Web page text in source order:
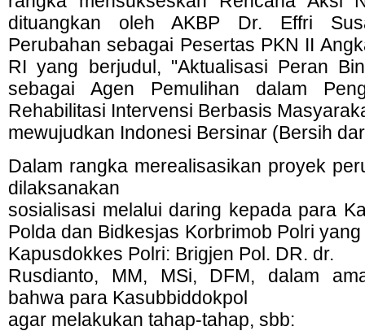
dituangkan oleh AKBP Dr. Effri
Perubahan sebagai Pesertas PKN II
RI yang berjudul, "Aktualisasi Peran
sebagai Agen Pemulihan dalam
Rehabilitasi Intervensi Berbasis
mewujudkan Indonesi Bersinar (Bersih
Dalam rangka merealisasikan proyek
dilaksanakan
sosialisasi melalui daring kepada para
Polda dan Bidkesjas Korbrimob Polri
Kapusdokkes Polri: Brigjen Pol. DR. dr.
Rusdianto, MM, MSi, DFM, dalam
bahwa para Kasubbiddokpol
agar melakukan tahap-tahap, sbb: